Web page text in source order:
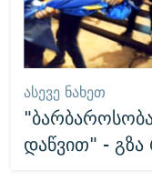
ᲐᲡᲔᲕᲔ ᲜᲐᲮᲔᲗ
დაწვით" -